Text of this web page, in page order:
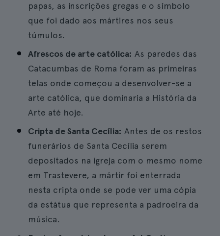
papas, as inscrições gregas e o símbolo
que foi dado aos mártires nos seus
túmulos.
Afrescos de arte católica: As paredes das
Catacumbas de Roma foram as primeiras
telas onde começou a desenvolver-se a
arte católica, que dominaria a História da
Arte até hoje.
Cripta de Santa Cecília: Antes de os restos
funerários de Santa Cecília serem
depositados na igreja com o mesmo nome
em Trastevere, a mártir foi enterrada
nesta cripta onde se pode ver uma cópia
da estátua que representa a padroeira da
música.